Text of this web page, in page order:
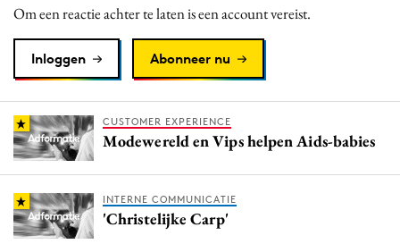
Purpose Marketing
Reputatie & crisis
Om een reactie achter te laten is een account vereist.
Inloggen Abonneer nu
CUSTOMER EXPERIENCE
Modewereld en Vips helpen Aids-babies
INTERNE COMMUNICATIE
'Christelijke Carp'